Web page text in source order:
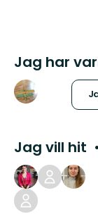
Jag har
Jag vill hit